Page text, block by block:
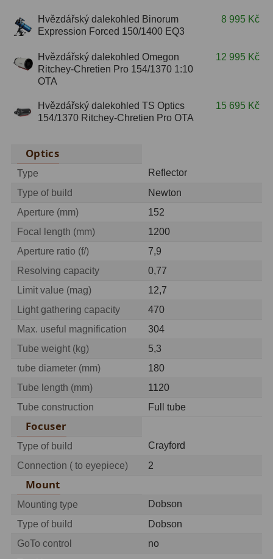
S mřížkou6
Ostatní29
180
Měsíční a Polarizační
Sluneční
Mlhovinové14
OIII3
SII2
Planetární6
Proti světelnému znečištění
Barevné 66
AstroFoto284
Planetární kamery
Deep-Sky kamery28
Guiding kamery
Adaptéry projekční
Hvězdářský dalekohled Binorum
Expression Forced 150/1400 EQ3
8 995 Kč
Hvězdářský dalekohled Omegon
Ritchey-Chretien Pro 154/1370 1:10
OTA
12 995 Kč
Hvězdářský dalekohled TS Optics
154/1370 Ritchey-Chretien Pro OTA
15 695 Kč
Optics
Type
Reflector
Type of build
Newton
Aperture (mm)
152
Focal length (mm)
1200
Aperture ratio (f/)
7,9
Resolving capacity
0,77
Limit value (mag)
12,7
Light gathering capacity
470
Max. useful magnification
304
Tube weight (kg)
5,3
tube diameter (mm)
180
Tube length (mm)
1120
Tube construction
Full tube
Focuser
Type of build
Crayford
Connection ( to eyepiece)
2
Mount
Mounting type
Dobson
Type of build
Dobson
GoTo control
no